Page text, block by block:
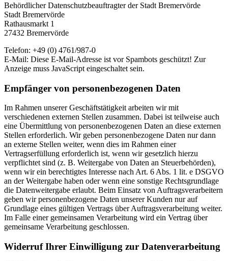
Behördlicher Datenschutzbeauftragter der Stadt Bremervörde
Stadt Bremervörde
Rathausmarkt 1
27432 Bremervörde
Telefon: +49 (0) 4761/987-0
E-Mail: Diese E-Mail-Adresse ist vor Spambots geschützt! Zur
Anzeige muss JavaScript eingeschaltet sein.
Empfänger von personenbezogenen Daten
Im Rahmen unserer Geschäftstätigkeit arbeiten wir mit
verschiedenen externen Stellen zusammen. Dabei ist teilweise auch
eine Übermittlung von personenbezogenen Daten an diese externen
Stellen erforderlich. Wir geben personenbezogene Daten nur dann
an externe Stellen weiter, wenn dies im Rahmen einer
Vertragserfüllung erforderlich ist, wenn wir gesetzlich hierzu
verpflichtet sind (z. B. Weitergabe von Daten an Steuerbehörden),
wenn wir ein berechtigtes Interesse nach Art. 6 Abs. 1 lit. e DSGVO
an der Weitergabe haben oder wenn eine sonstige Rechtsgrundlage
die Datenweitergabe erlaubt. Beim Einsatz von Auftragsverarbeitern
geben wir personenbezogene Daten unserer Kunden nur auf
Grundlage eines gültigen Vertrags über Auftragsverarbeitung weiter.
Im Falle einer gemeinsamen Verarbeitung wird ein Vertrag über
gemeinsame Verarbeitung geschlossen.
Widerruf Ihrer Einwilligung zur Datenverarbeitung